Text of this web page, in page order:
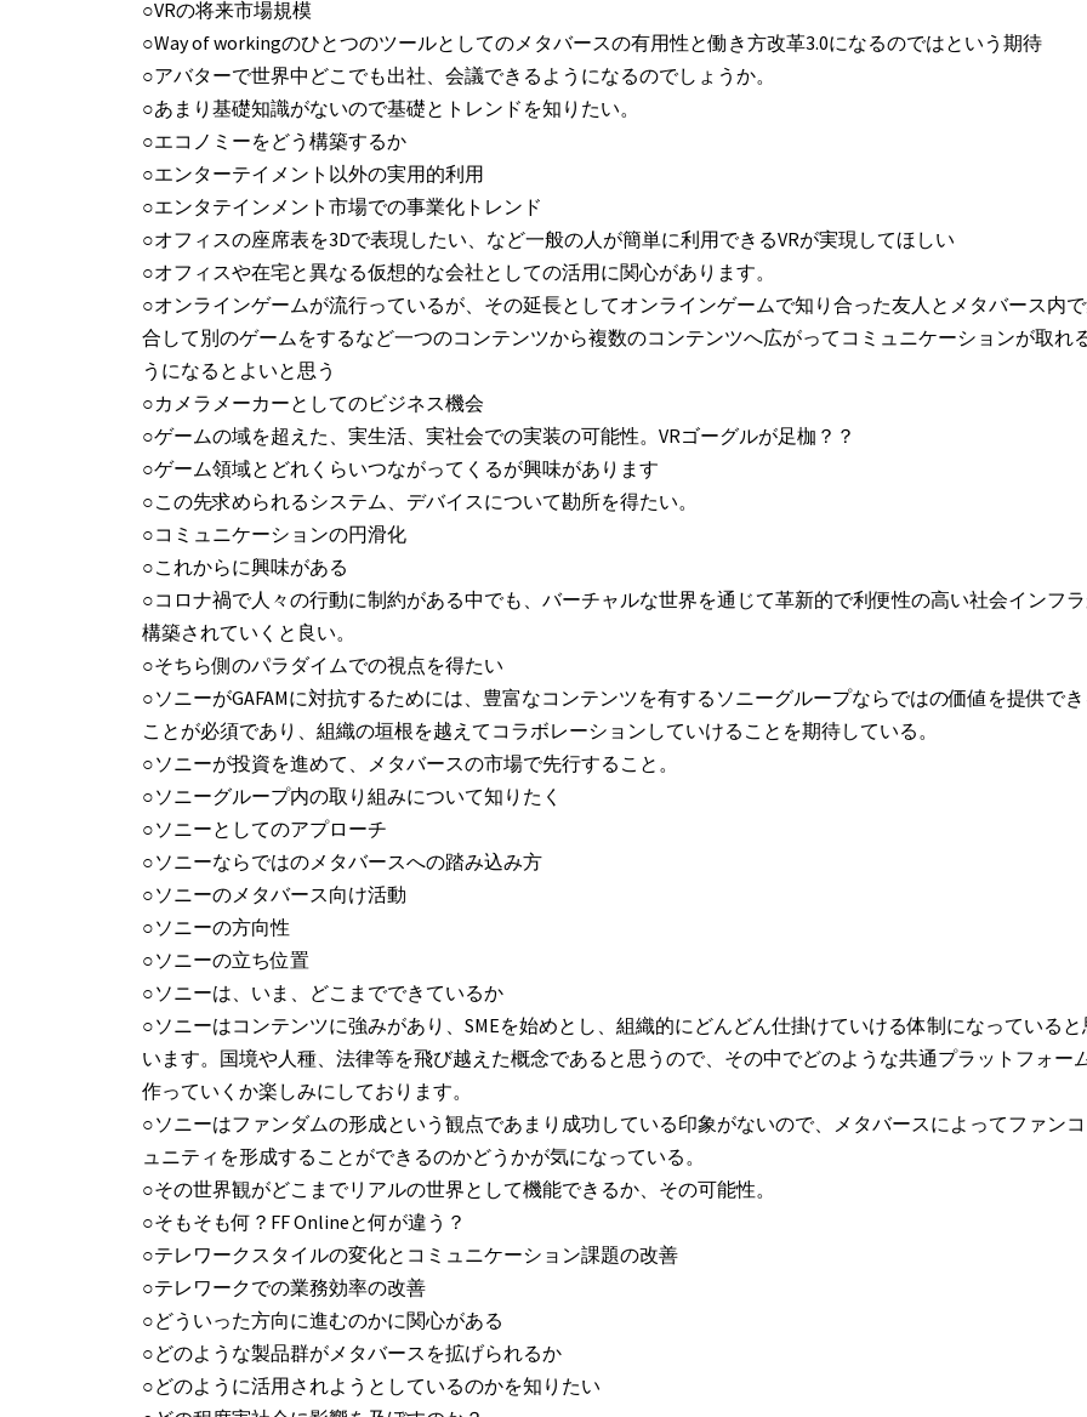
○VRの将来市場規模
○Way of workingのひとつのツールとしてのメタバースの有用性と働き方改革3.0になるのではという期待
○アバターで世界中どこでも出社、会議できるようになるのでしょうか。
○あまり基礎知識がないので基礎とトレンドを知りたい。
○エコノミーをどう構築するか
○エンターテイメント以外の実用的利用
○エンタテインメント市場での事業化トレンド
○オフィスの座席表を3Dで表現したい、など一般の人が簡単に利用できるVRが実現してほしい
○オフィスや在宅と異なる仮想的な会社としての活用に関心があります。
○オンラインゲームが流行っているが、その延長としてオンラインゲームで知り合った友人とメタバース内
合して別のゲームをするなど一つのコンテンツから複数のコンテンツへ広がってコミュニケーションが取れ
うになるとよいと思う
○カメラメーカーとしてのビジネス機会
○ゲームの域を超えた、実生活、実社会での実装の可能性。VRゴーグルが足枷？？
○ゲーム領域とどれくらいつながってくるが興味があります
○この先求められるシステム、デバイスについて勘所を得たい。
○コミュニケーションの円滑化
○これからに興味がある
○コロナ禍で人々の行動に制約がある中でも、バーチャルな世界を通じて革新的で利便性の高い社会インフ
構築されていくと良い。
○そちら側のパラダイムでの視点を得たい
○ソニーがGAFAMに対抗するためには、豊富なコンテンツを有するソニーグループならではの価値を提供でき
ことが必須であり、組織の垣根を越えてコラボレーションしていけることを期待している。
○ソニーが投資を進めて、メタバースの市場で先行すること。
○ソニーグループ内の取り組みについて知りたく
○ソニーとしてのアプローチ
○ソニーならではのメタバースへの踏み込み方
○ソニーのメタバース向け活動
○ソニーの方向性
○ソニーの立ち位置
○ソニーは、いま、どこまでできているか
○ソニーはコンテンツに強みがあり、SMEを始めとし、組織的にどんどん仕掛けていける体制になっていると
います。国境や人種、法律等を飛び越えた概念であると思うので、その中でどのような共通プラットフォー
作っていくか楽しみにしております。
○ソニーはファンダムの形成という観点であまり成功している印象がないので、メタバースによってファンコ
ュニティを形成することができるのかどうかが気になっている。
○その世界観がどこまでリアルの世界として機能できるか、その可能性。
○そもそも何？FF Onlineと何が違う？
○テレワークスタイルの変化とコミュニケーション課題の改善
○テレワークでの業務効率の改善
○どういった方向に進むのかに関心がある
○どのような製品群がメタバースを拡げられるか
○どのように活用されようとしているのかを知りたい